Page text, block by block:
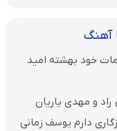
آهنگ
خود بهشته امید
و مهدی یاریان
دارم یوسف زمانی